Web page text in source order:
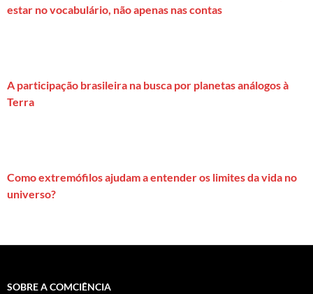
estar no vocabulário, não apenas nas contas
A participação brasileira na busca por planetas análogos à
Terra
Como extremófilos ajudam a entender os limites da vida no
universo?
SOBRE A COMCIÊNCIA